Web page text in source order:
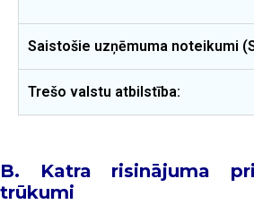
Saistošie uzņēmuma noteikumi
Trešo valstu atbilstība:
B. Katra risinājuma
trūkumi